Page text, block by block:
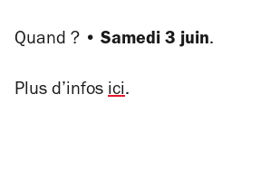
Quand ? • Samedi 3 juin.
Plus d’infos ici.